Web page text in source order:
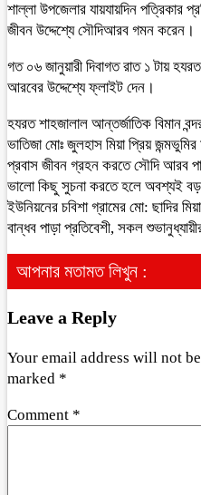
শাল্লা উপজেলার যায়যায়দিন পত্রিকার
জীবন উদ্দেশ্যে সৌদিআরব গমন করেন।
গত ০৬ জানুয়ারী দিবাগত রাত ১ টায়
আরবের উদ্দেশ্যে ফ্লাইট দেন।
হযরত শাহজালাল আন্তর্জাতিক বিমান
ভাতিজা মোঃ জুলহাস মিয়া প্রিয়
প্রবাস জীবন গ্রহন করতে সৌদি আরব
ভালো কিছু সুচনা করতে হলে অবশ্যই
ইউনিয়নের চবিশা গ্রামের মো: ছাদির
বান্ধব পাড়া প্রতিবেশী, সকল
আপনার মতামত লিখুন :
Leave a Reply
Your email address will not
marked *
Comment *